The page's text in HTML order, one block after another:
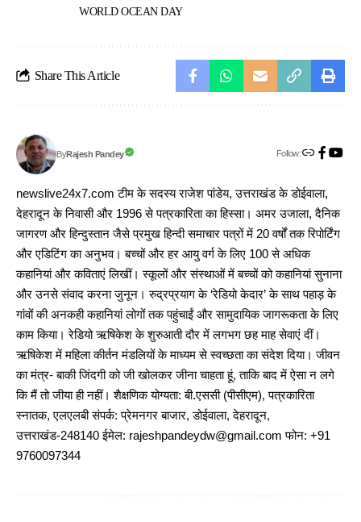
WORLD OCEAN DAY
Share This Article
ByRajesh Pandey Follow:
newslive24x7.com टीम के सदस्य राजेश पांडेय, उत्तराखंड के डोईवाला,
देहरादून के निवासी और 1996 से पत्रकारिता का हिस्सा। अमर उजाला, दैनिक
जागरण और हिन्दुस्तान जैसे प्रमुख हिन्दी समाचार पत्रों में 20 वर्षों तक रिपोर्टिंग
और एडिटिंग का अनुभव। बच्चों और हर आयु वर्ग के लिए 100 से अधिक
कहानियां और कविताएं लिखीं। स्कूलों और संस्थाओं में बच्चों को कहानियां सुनाना
और उनसे संवाद करना जुनून। रुद्रप्रयाग के ‘रेडियो केदार’ के साथ पहाड़ के
गांवों की अनकही कहानियां लोगों तक पहुंचाईं और सामुदायिक जागरूकता के लिए
काम किया। रेडियो ऋषिकेश के शुरुआती दौर में लगभग छह माह सेवाएं दीं।
ऋषिकेश में महिला कीर्तन मंडलियों के माध्यम से स्वच्छता का संदेश दिया। जीवन
का मंत्र- बाकी जिंदगी को जी खोलकर जीना चाहता हूं, ताकि बाद में ऐसा न लगे
कि मैं तो जीया ही नहीं। शैक्षणिक योग्यता: बी.एससी (पीसीएम), पत्रकारिता
स्नातक, एलएलबी संपर्क: प्रेमनगर बाजार, डोईवाला, देहरादून,
उत्तराखंड-248140 ईमेल: rajeshpandeydw@gmail.com फोन: +91
9760097344